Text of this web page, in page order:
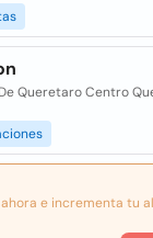
Queretaro Centro
e incrementa tu